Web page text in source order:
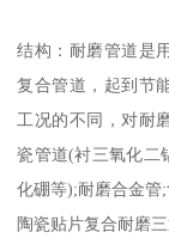
结构：耐磨管道是
复合管道，起到节
工况的不同，对耐
瓷管道(衬三氧化二
化硼等);耐磨合金管
陶瓷贴片复合耐磨